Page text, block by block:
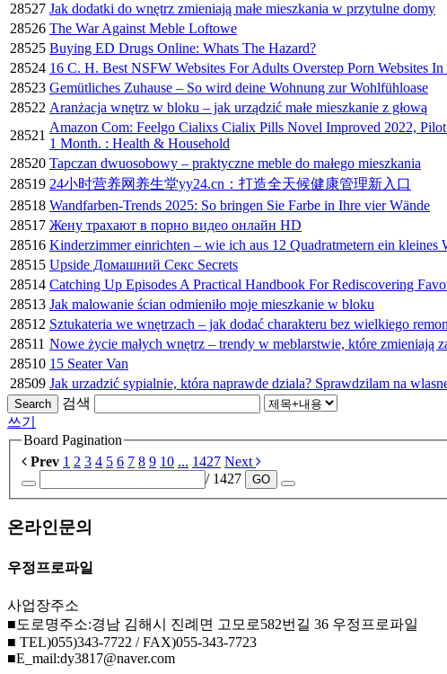
28527 Jak dodatki do wnętrz zmieniają małe mieszkania w przytulne domy
28526 The War Against Meble Loftowe
28525 Buying ED Drugs Online: Whats The Hazard?
28524 16 C. H. Best NSFW Websites For Adults Overstep Porn Websites In
28523 Gemütliches Zuhause – So wird deine Wohnung zur Wohlfühloase
28522 Aranżacja wnętrz w bloku – jak urządzić małe mieszkanie z głową
28521
Amazon Com: Feelgo Cialixs Cialix Pills Novel Improved 2022,
1 Month. : Health & Household
28520 Tapczan dwuosobowy – praktyczne meble do małego mieszkania
28519 24小时营养网养生堂yy24.cn：打造全天候健康管理新入口
28518 Wandfarben-Trends 2025: So bringen Sie Farbe in Ihre vier Wände
28517 Жену трахают в порно видео онлайн HD
28516 Kinderzimmer einrichten – wie ich aus 12 Quadratmetern ein kleines
28515 Upside Домашний Секс Secrets
28514 Catching Up Episodes A Practical Handbook For Rediscovering
28513 Jak malowanie ścian odmieniło moje mieszkanie w bloku
28512 Sztukateria we wnętrzach – jak dodać charakteru bez wielkiego
28511 Nowe życie małych wnętrz – trendy w meblarstwie, które zmieniają
28510 15 Seater Van
28509 Jak urzadzić sypialnie, która naprawde dziala? Sprawdzilam na
Search
검색
쓰기
Board Pagination
Prev 1 2 3 4 5 6 7 8 9 10 ... 1427 Next
/ 1427
GO
온라인문의
우정프로파일
사업장주소
■도로명주소:경남 김해시 진례면 고모로582번길 36 우정프로파일
■ TEL)055)343-7722 / FAX)055-343-7723
■E_mail:dy3817@naver.com